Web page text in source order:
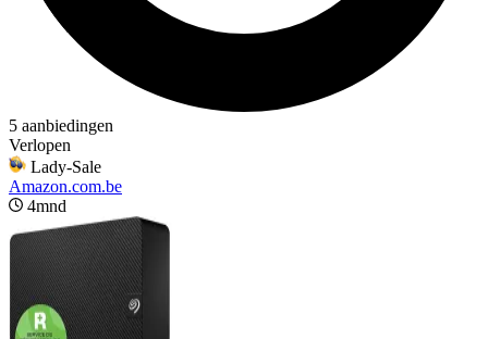
5 aanbiedingen
Verlopen
Lady-Sale
Amazon.com.be
4mnd